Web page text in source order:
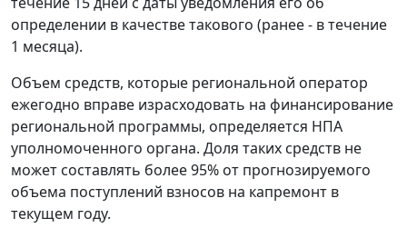
определении в качестве такового (ранее - в течение
1 месяца).
Объем средств, которые региональной оператор
ежегодно вправе израсходовать на финансирование
региональной программы, определяется НПА
уполномоченного органа. Доля таких средств не
может составлять более 95% от прогнозируемого
объема поступлений взносов на капремонт в
текущем году.